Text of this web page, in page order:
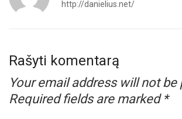
http://danielius.net/
Rašyti komentarą
Your email address will not be
Required fields are marked *